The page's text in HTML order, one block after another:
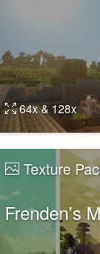
64x & 128x
Texture
Frenden’s